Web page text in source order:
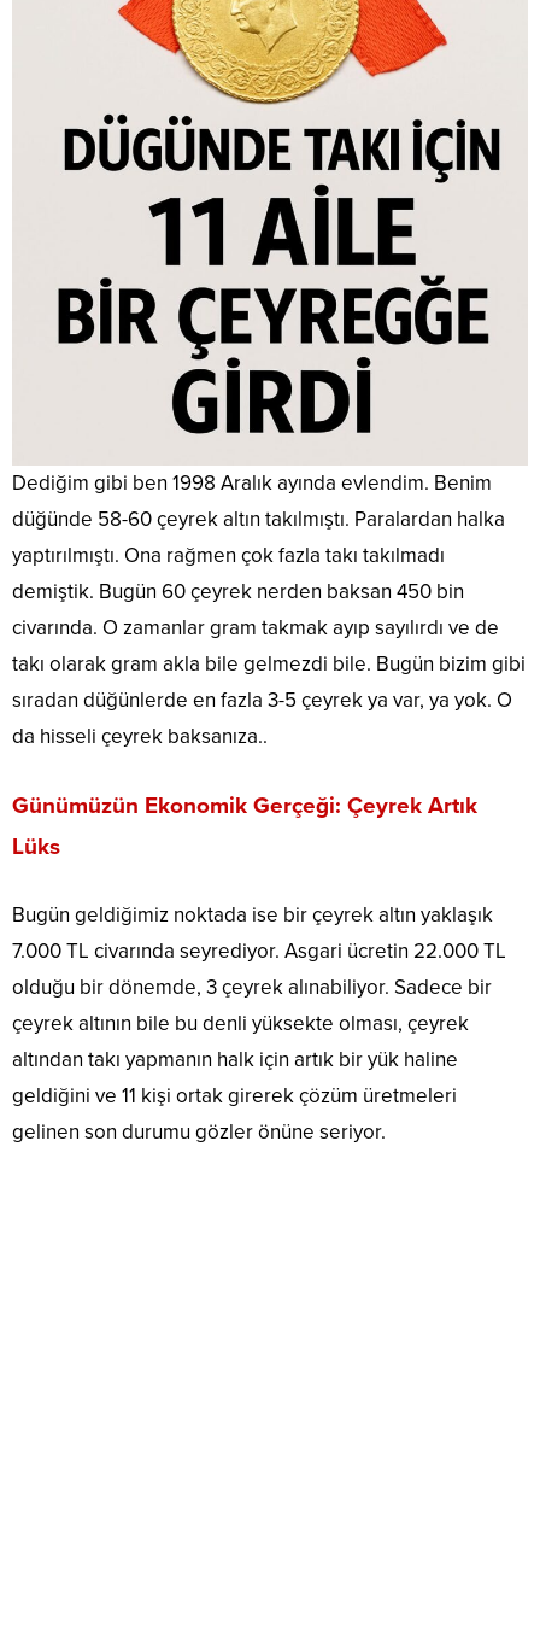
Dediğim gibi ben 1998 Aralık ayında evlendim. Benim
düğünde 58-60 çeyrek altın takılmıştı. Paralardan halka
yaptırılmıştı. Ona rağmen çok fazla takı takılmadı
demiştik. Bugün 60 çeyrek nerden baksan 450 bin
civarında. O zamanlar gram takmak ayıp sayılırdı ve de
takı olarak gram akla bile gelmezdi bile. Bugün bizim gibi
sıradan düğünlerde en fazla 3-5 çeyrek ya var, ya yok. O
da hisseli çeyrek baksanıza..
Günümüzün Ekonomik Gerçeği: Çeyrek Artık
Lüks
Bugün geldiğimiz noktada ise bir çeyrek altın yaklaşık
7.000 TL civarında seyrediyor. Asgari ücretin 22.000 TL
olduğu bir dönemde, 3 çeyrek alınabiliyor. Sadece bir
çeyrek altının bile bu denli yüksekte olması, çeyrek
altından takı yapmanın halk için artık bir yük haline
geldiğini ve 11 kişi ortak girerek çözüm üretmeleri
gelinen son durumu gözler önüne seriyor.